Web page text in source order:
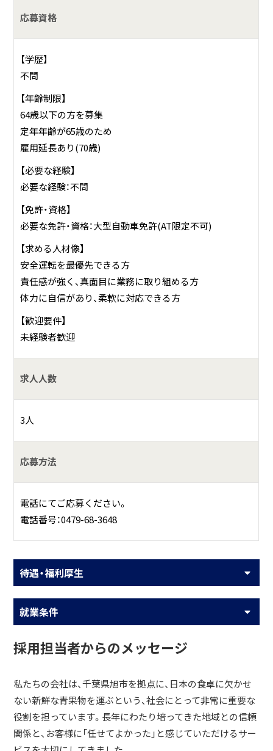
応募資格
【学歴】
不問
【年齢制限】
64歳以下の方を募集
定年年齢が65歳のため
雇用延長あり(70歳)
【必要な経験】
必要な経験：不問
【免許・資格】
必要な免許・資格：大型自動車免許(AT限定不可)
【求める人材像】
安全運転を最優先できる方
責任感が強く、真面目に業務に取り組める方
体力に自信があり、柔軟に対応できる方
【歓迎要件】
未経験者歓迎
求人人数
3人
応募方法
電話にてご応募ください。
電話番号：0479-68-3648
待遇・福利厚生
就業条件
採用担当者からのメッセージ
私たちの会社は、千葉県旭市を拠点に、日本の食卓に欠かせ
ない新鮮な青果物を運ぶという、社会にとって非常に重要な
役割を担っています。長年にわたり培ってきた地域との信頼
関係と、お客様に「任せてよかった」と感じていただけるサー